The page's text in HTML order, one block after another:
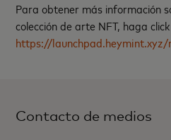
Para obtener más información
colección de arte NFT, haga
https://launchpad.heymint.xyz/
Contacto de medios